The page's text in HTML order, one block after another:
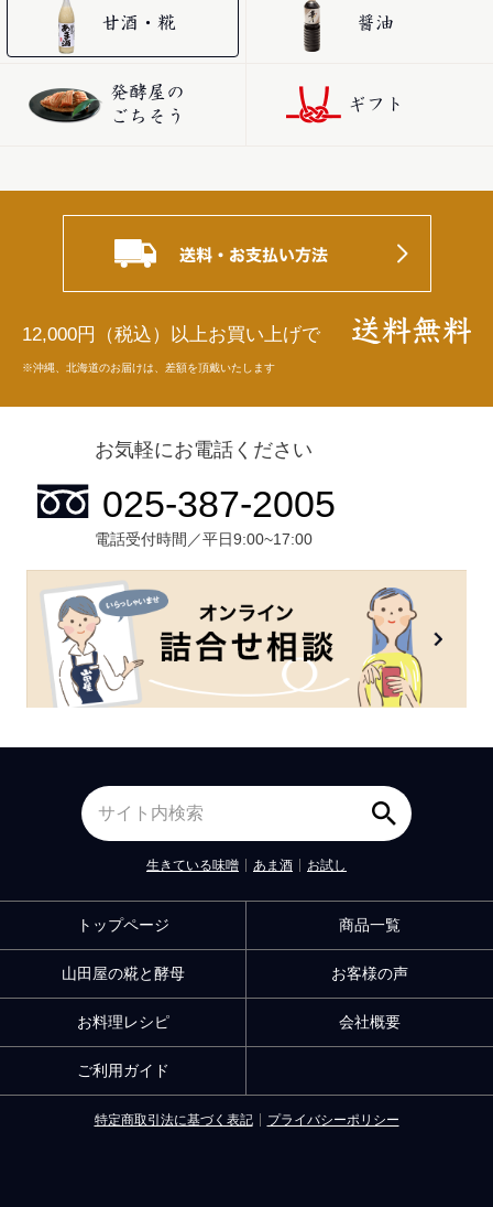
12,000円（税込）以上お買い上げで
※沖縄、北海道のお届けは、差額を頂戴いたします
お気軽にお電話ください
電話受付時間／平日9:00~17:00
生きている味噌 あま酒 お試し
トップページ 商品一覧
山田屋の糀と酵母 お客様の声
お料理レシピ 会社概要
ご利用ガイド
特定商取引法に基づく表記 プライバシーポリシー